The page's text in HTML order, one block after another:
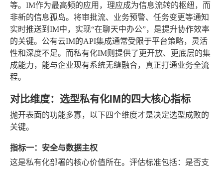
等。IM作为最高频的应用，理应成为信息流转的枢纽，而
非新的信息孤岛。将审批流、业务预警、任务变更等通知
实时推送到IM中，实现“在聊天中办公”，是提升协作效率
的关键。公有云IM的API集成通常受限于平台策略，灵活
性和深度不足。而私有化IM则提供了更开放、更底层的集
成能力，能与企业现有系统无缝融合，真正打通业务全流
程。
对比维度：选型私有化IM的四大核心指标
抛开表面的功能多寡，以下四个维度才是决定选型成败的
关键。
指标一：安全与数据主权
这是私有化部署的核心价值所在。评估标准包括：是否支